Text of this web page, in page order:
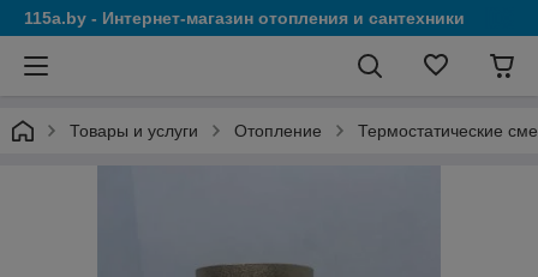
115a.by - Интернет-магазин отопления и сантехники
Товары и услуги Отопление Термостатические